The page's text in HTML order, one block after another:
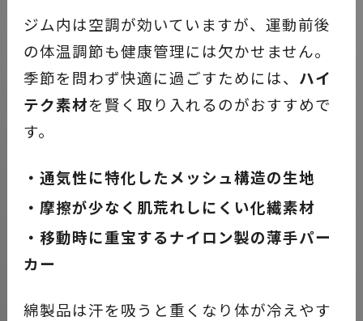
ジム内は空調が効いていますが、運動前後
の体温調節も健康管理には欠かせません。
季節を問わず快適に過ごすためには、 ハイ
テク素材を賢く取り入れるのがおすすめで
す。
・通気性に特化したメッシュ構造の生地
・摩擦が少なく肌荒れしにくい化繊素材
・移動時に重宝するナイロン製の薄手パー
カー
綿製品は汗を吸うと重くなり体が冷えやす